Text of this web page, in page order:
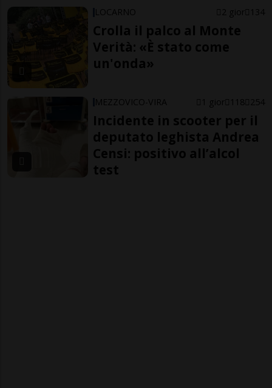
LOCARNO 2 gior 134
Crolla il palco al Monte
Verità: «È stato come
un'onda»
MEZZOVICO-VIRA 1 gior 118 254
Incidente in scooter per il
deputato leghista Andrea
Censi: positivo all’alcol
test